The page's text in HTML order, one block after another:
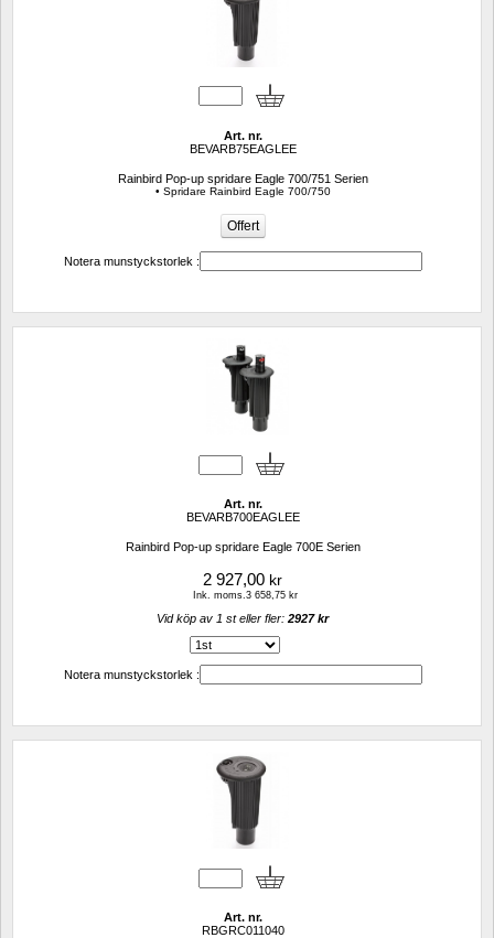
Art. nr.
BEVARB75EAGLEE
Rainbird Pop-up spridare Eagle 700/751 Serien
• Spridare Rainbird Eagle 700/750
Notera munstyckstorlek :
Art. nr.
BEVARB700EAGLEE
Rainbird Pop-up spridare Eagle 700E Serien
2 927,00 kr
Ink. moms.3 658,75 kr
Vid köp av 1 st eller fler: 2927 kr
Notera munstyckstorlek :
Art. nr.
RBGRC011040